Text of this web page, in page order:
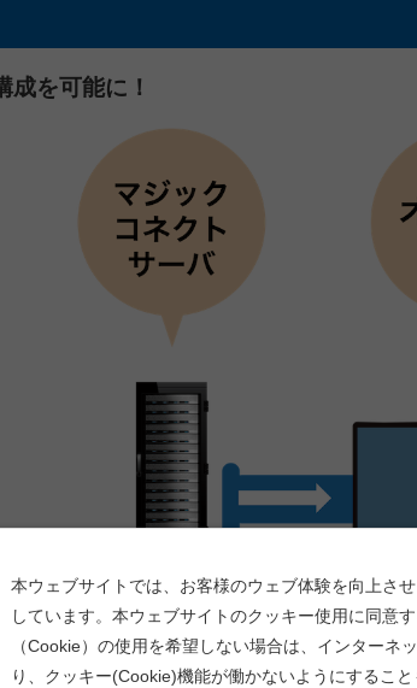
成を可能に！
本ウェブサイトでは、お客様のウェブ体験を向上さ
しています。本ウェブサイトのクッキー使用に同意
（Cookie）の使用を希望しない場合は、インター
り、クッキー(Cookie)機能が働かないようにするこ